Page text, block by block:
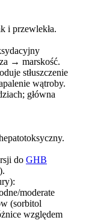
i przewlekła.
→ marskość.
stłuszczenie
wątroby.
główna
do GHB
moderate
(sorbitol
względem